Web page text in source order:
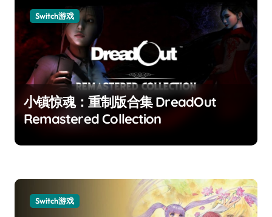
Switch游戏
小镇惊魂：重制版合集 DreadOut
Remastered Collection
Switch游戏